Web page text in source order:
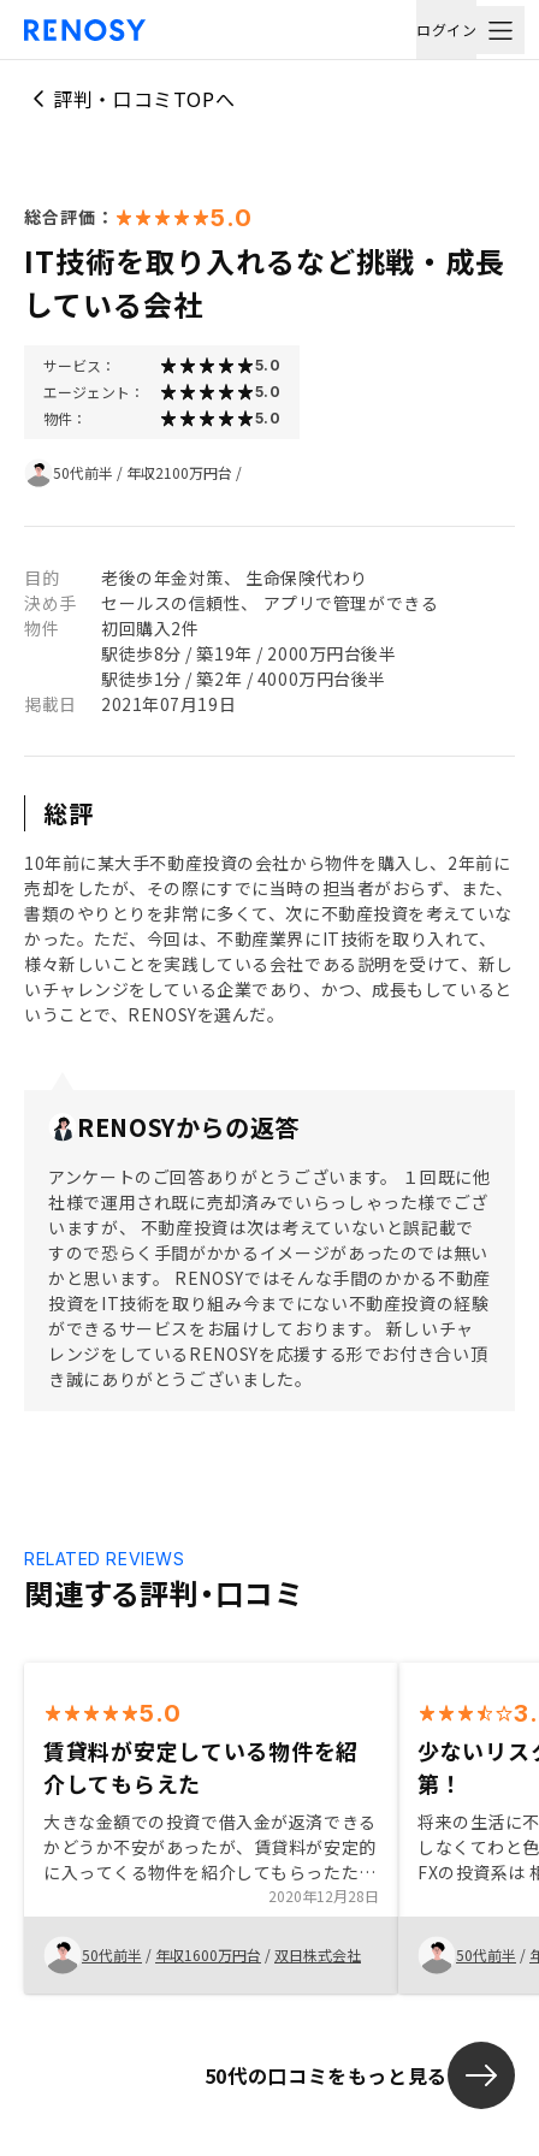
ログイン
評判・口コミTOPへ
総合評価： 5.0
IT技術を取り入れるなど挑戦・成長
している会社
サービス： 5.0
エージェント： 5.0
物件： 5.0
50代前半 / 年収2100万円台 /
目的
老後の年金対策、 生命保険代わり
決め手
セールスの信頼性、 アプリで管理ができる
物件
初回購入2件
駅徒歩8分 / 築19年 / 2000万円台後半
駅徒歩1分 / 築2年 / 4000万円台後半
掲載日
2021年07月19日
総評
10年前に某大手不動産投資の会社から物件を購入し、2年前に
売却をしたが、その際にすでに当時の担当者がおらず、また、
書類のやりとりを非常に多くて、次に不動産投資を考えていな
かった。ただ、今回は、不動産業界にIT技術を取り入れて、
様々新しいことを実践している会社である説明を受けて、新し
いチャレンジをしている企業であり、かつ、成長もしていると
いうことで、RENOSYを選んだ。
RENOSYからの返答
アンケートのご回答ありがとうございます。 １回既に他
社様で運用され既に売却済みでいらっしゃった様でござ
いますが、 不動産投資は次は考えていないと誤記載で
すので恐らく手間がかかるイメージがあったのでは無い
かと思います。 RENOSYではそんな手間のかかる不動産
投資をIT技術を取り組み今までにない不動産投資の経験
ができるサービスをお届けしております。 新しいチャ
レンジをしているRENOSYを応援する形でお付き合い頂
き誠にありがとうございました。
関連する評判・口コミ
RELATED REVIEWS
5.0
賃貸料が安定している物件を紹
介してもらえた
大きな金額での投資で借入金が返済できる
かどうか不安があったが、賃貸料が安定的
に入ってくる物件を紹介してもらったた
め、借入金返済の不安がなくなったため。
2020年12月28日
50代前半 / 年収1600万円台 /双日株式会社
少ないリス
第！
将来の生活に
しなくてわと
FXの投資系は
太陽光発電投
の下落で投資
投資価値なし
ンペーンを、
て見ようかと
丈夫かなと思
んなものかな
50代前半 /
50代の口コミをもっと見る